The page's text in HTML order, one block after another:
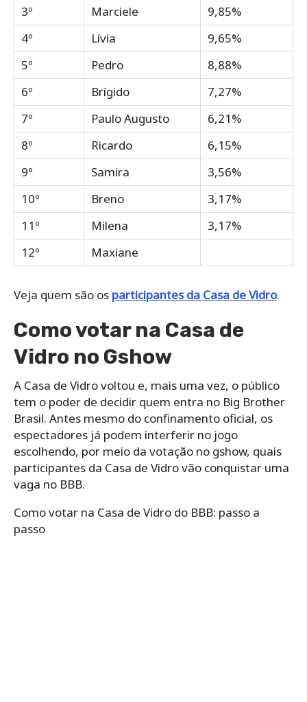
3º
Marciele
9,85%
4º
Lívia
9,65%
5º
Pedro
8,88%
6º
Brígido
7,27%
7º
Paulo Augusto
6,21%
8º
Ricardo
6,15%
9º
Samira
3,56%
10º
Breno
3,17%
11º
Milena
3,17%
12º
Maxiane
Veja quem são os participantes da Casa de Vidro.
Como votar na Casa de
Vidro no Gshow
A Casa de Vidro voltou e, mais uma vez, o público
tem o poder de decidir quem entra no Big Brother
Brasil. Antes mesmo do confinamento oficial, os
espectadores já podem interferir no jogo
escolhendo, por meio da votação no gshow, quais
participantes da Casa de Vidro vão conquistar uma
vaga no BBB.
Como votar na Casa de Vidro do BBB: passo a
passo